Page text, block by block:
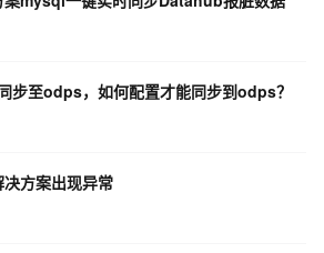
至odps，如何配置才能同步到odps？
方案出现异常